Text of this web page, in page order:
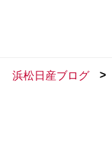
浜松日産ブログ >